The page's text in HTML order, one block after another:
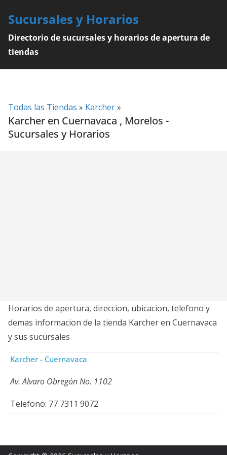
content
Sucursales y Horarios
Directorio de sucursales y horarios de apertura de
tiendas
Todas las Tiendas » Karcher»
Karcher en Cuernavaca , Morelos -
Sucursales y Horarios
Horarios de apertura, direccion, ubicacion, telefono y
demas informacion de la tienda Karcher en Cuernavaca
y sus sucursales
Karcher - Cuernavaca
Av. Alvaro Obregón No. 1102
Telefono: 77 7311 9072